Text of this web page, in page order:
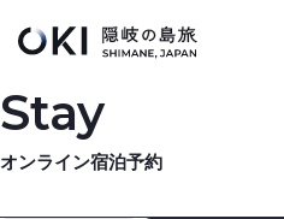
Stay
オンライン宿泊予約